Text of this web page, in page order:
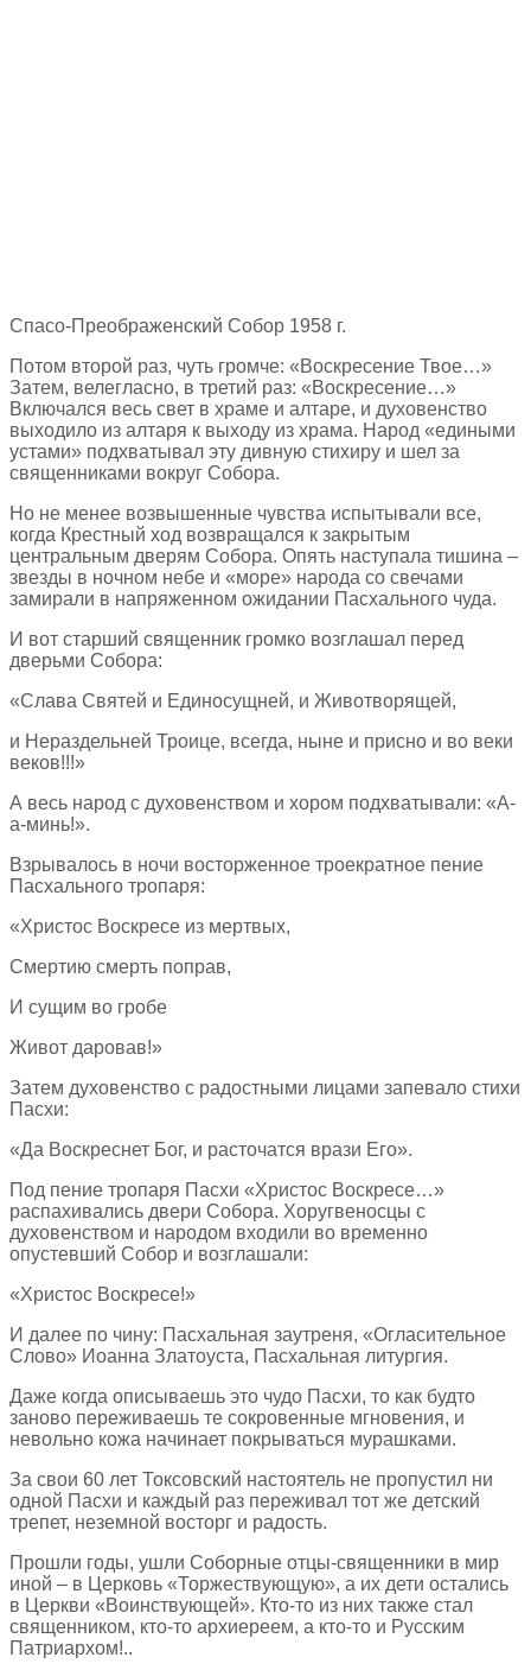
Спасо-Преображенский Собор 1958 г.
Потом второй раз, чуть громче: «Воскресение Твое…»
Затем, велегласно, в третий раз: «Воскресение…»
Включался весь свет в храме и алтаре, и духовенство
выходило из алтаря к выходу из храма. Народ «едиными
устами» подхватывал эту дивную стихиру и шел за
священниками вокруг Собора.
Но не менее возвышенные чувства испытывали все,
когда Крестный ход возвращался к закрытым
центральным дверям Собора. Опять наступала тишина –
звезды в ночном небе и «море» народа со свечами
замирали в напряженном ожидании Пасхального чуда.
И вот старший священник громко возглашал перед
дверьми Собора:
«Слава Святей и Единосущней, и Животворящей,
и Нераздельней Троице, всегда, ныне и присно и во веки
веков!!!»
А весь народ с духовенством и хором подхватывали: «А-
а-минь!».
Взрывалось в ночи восторженное троекратное пение
Пасхального тропаря:
«Христос Воскресе из мертвых,
Смертию смерть поправ,
И сущим во гробе
Живот даровав!»
Затем духовенство с радостными лицами запевало стихи
Пасхи:
«Да Воскреснет Бог, и расточатся врази Его».
Под пение тропаря Пасхи «Христос Воскресе…»
распахивались двери Собора. Хоругвеносцы с
духовенством и народом входили во временно
опустевший Собор и возглашали:
«Христос Воскресе!»
И далее по чину: Пасхальная заутреня, «Огласительное
Слово» Иоанна Златоуста, Пасхальная литургия.
Даже когда описываешь это чудо Пасхи, то как будто
заново переживаешь те сокровенные мгновения, и
невольно кожа начинает покрываться мурашками.
За свои 60 лет Токсовский настоятель не пропустил ни
одной Пасхи и каждый раз переживал тот же детский
трепет, неземной восторг и радость.
Прошли годы, ушли Соборные отцы-священники в мир
иной – в Церковь «Торжествующую», а их дети остались
в Церкви «Воинствующей». Кто-то из них также стал
священником, кто-то архиереем, а кто-то и Русским
Патриархом!..